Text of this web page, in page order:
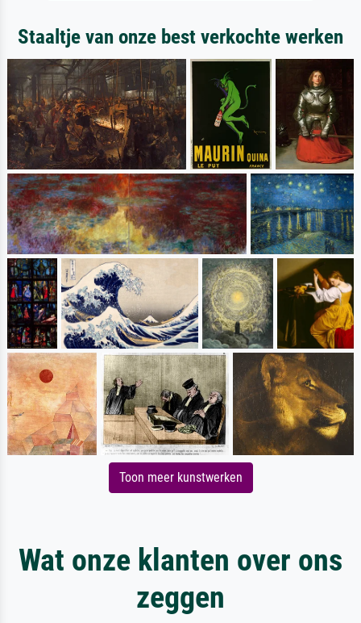
Staaltje van onze best verkochte werken
Toon meer kunstwerken
Wat onze klanten over ons
zeggen